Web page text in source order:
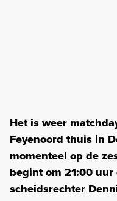
Het is weer
Feyenoord thuis in
momenteel op de
begint om 21:00
scheidsrechter